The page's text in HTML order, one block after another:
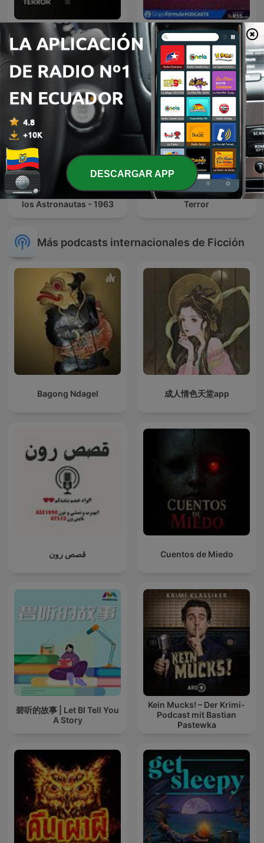
TERROR La Mano Peluda
Kalimán | 03 El misterio de
los Astronautas - 1963
Inframundo Relatos De
Terror
Más podcasts internacionales de Ficción
Bagong Ndagel 成人情色天堂app
قصص رون Cuentos de Miedo
碧听的故事 | Let BI Tell You
A Story
Kein Mucks! – Der Krimi-
Podcast mit Bastian
Pastewka
DESCARGAR APP